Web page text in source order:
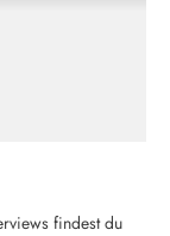
findest du